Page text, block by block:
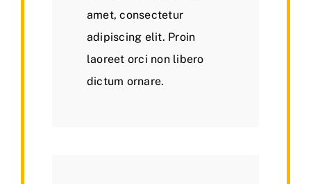
amet, consectetur
adipiscing elit. Proin
laoreet orci non libero
dictum ornare.